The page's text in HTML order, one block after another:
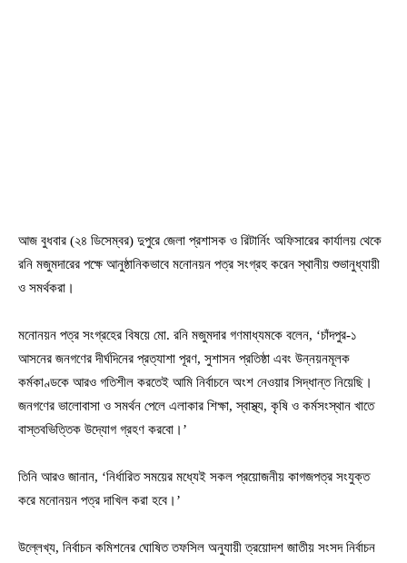
আজ বুধবার (২৪ ডিসেম্বর) দুপুরে জেলা প্রশাসক ও রিটার্নিং অফিসারের কার্যালয় থেকে
রনি মজুমদারের পক্ষে আনুষ্ঠানিকভাবে মনোনয়ন পত্র সংগ্রহ করেন স্থানীয় শুভানুধ্যায়ী
ও সমর্থকরা।
মনোনয়ন পত্র সংগ্রহের বিষয়ে মো. রনি মজুমদার গণমাধ্যমকে বলেন, ‘চাঁদপুর-১
আসনের জনগণের দীর্ঘদিনের প্রত্যাশা পূরণ, সুশাসন প্রতিষ্ঠা এবং উন্নয়নমূলক
কর্মকাণ্ডকে আরও গতিশীল করতেই আমি নির্বাচনে অংশ নেওয়ার সিদ্ধান্ত নিয়েছি।
জনগণের ভালোবাসা ও সমর্থন পেলে এলাকার শিক্ষা, স্বাস্থ্য, কৃষি ও কর্মসংস্থান খাতে
বাস্তবভিত্তিক উদ্যোগ গ্রহণ করবো।’
তিনি আরও জানান, ‘নির্ধারিত সময়ের মধ্যেই সকল প্রয়োজনীয় কাগজপত্র সংযুক্ত
করে মনোনয়ন পত্র দাখিল করা হবে।’
উল্লেখ্য, নির্বাচন কমিশনের ঘোষিত তফসিল অনুযায়ী ত্রয়োদশ জাতীয় সংসদ নির্বাচন